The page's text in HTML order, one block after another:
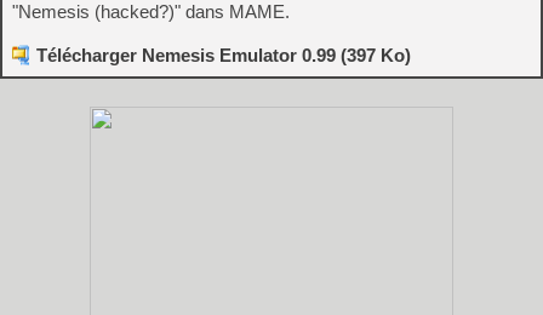
"Nemesis (hacked?)" dans MAME.
Télécharger Nemesis Emulator 0.99 (397 Ko)